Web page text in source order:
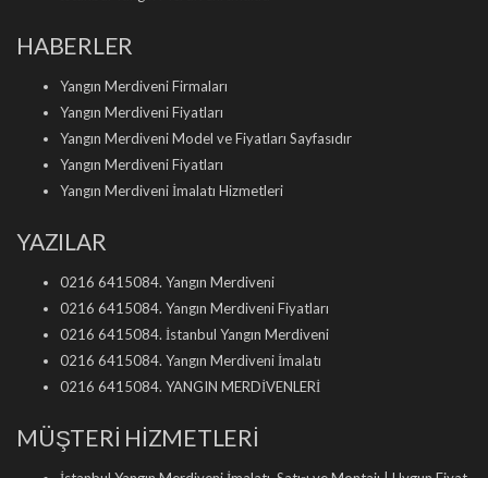
HABERLER
Yangın Merdiveni Firmaları
Yangın Merdiveni Fiyatları
Yangın Merdiveni Model ve Fiyatları Sayfasıdır
Yangın Merdiveni Fiyatları
Yangın Merdiveni İmalatı Hizmetleri
YAZILAR
0216 6415084. Yangın Merdiveni
0216 6415084. Yangın Merdiveni Fiyatları
0216 6415084. İstanbul Yangın Merdiveni
0216 6415084. Yangın Merdiveni İmalatı
0216 6415084. YANGIN MERDİVENLERİ
MÜŞTERİ HİZMETLERİ